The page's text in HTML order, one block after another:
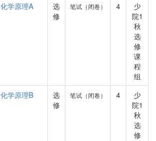
化学原理A
选
修
笔试（闭卷） 4
少
院1
秋
选
修
课
程
组
化学原理B
选
修
笔试（闭卷） 4
少
院1
秋
选
修